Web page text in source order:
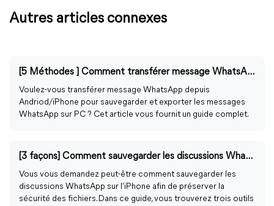
Autres articles connexes
[5 Méthodes ] Comment transférer message WhatsApp sur PC depuis Android/iPhone ?
Voulez-vous transférer message WhatsApp depuis
Andriod/iPhone pour sauvegarder et exporter les messages
WhatsApp sur PC ? Cet article vous fournit un guide complet.
[3 façons] Comment sauvegarder les discussions WhatsApp sur l'iPhone
Vous vous demandez peut-être comment sauvegarder les
discussions WhatsApp sur l'iPhone afin de préserver la
sécurité des fichiers. Dans ce guide, vous trouverez trois outils